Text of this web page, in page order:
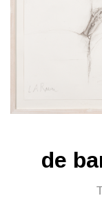
de